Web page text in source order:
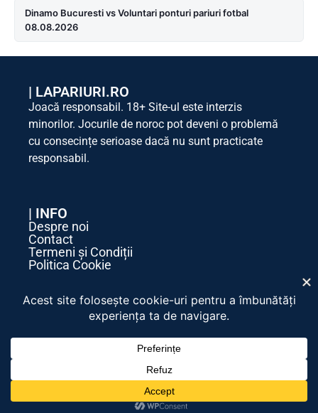
Dinamo Bucuresti vs Voluntari ponturi pariuri fotbal
08.08.2026
| LAPARIURI.RO
Joacă responsabil. 18+ Site-ul este interzis
minorilor. Jocurile de noroc pot deveni o problemă
cu consecințe serioase dacă nu sunt practicate
responsabil.
| INFO
Despre noi
Contact
Termeni și Condiții
Politica Cookie
| SOCIAL MEDIA